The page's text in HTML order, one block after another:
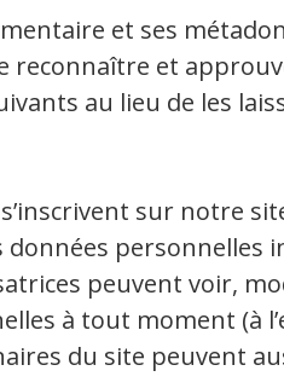
et ses
reconnaître et
au lieu de les
sur notre
personnelles
peuvent voir,
à tout moment (à
du site peuvent